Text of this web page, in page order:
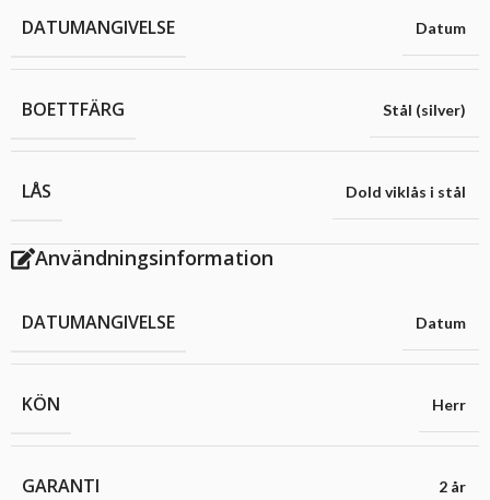
DATUMANGIVELSE Datum
BOETTFÄRG Stål (silver)
LÅS Dold viklås i stål
Användningsinformation
DATUMANGIVELSE Datum
KÖN Herr
GARANTI 2 år